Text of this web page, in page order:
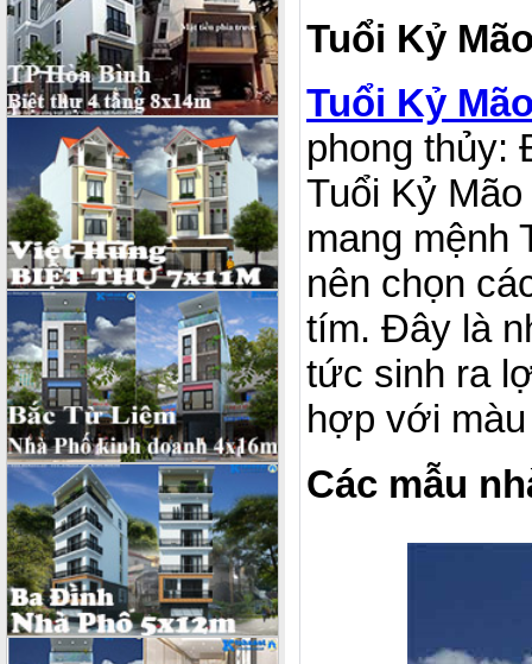
Tuổi Kỷ
Tuổi Kỷ
phong thủy:
Tuổi Kỷ
mang mệnh
nên chọn
tím. Đây là
tức sinh ra
hợp với
Các mẫu